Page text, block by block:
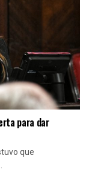
para dar
que